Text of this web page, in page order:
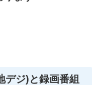
デジ)と録画番組